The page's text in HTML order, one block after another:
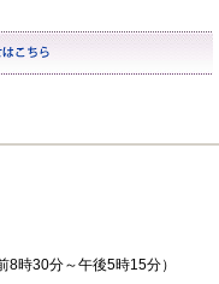
時30分～午後5時15分）